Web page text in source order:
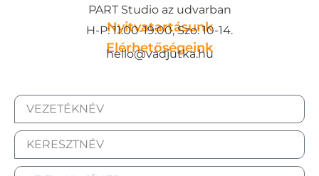
PART Studio az udvarban
Nyitvatartásunk
H-P: 11:00-19:00, Szo: 10-14.
Elérhetőségeink
hello@vadjutka.hu